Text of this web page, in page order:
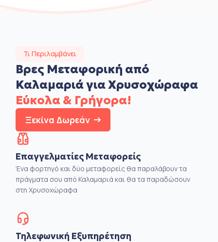
Τι Περιλαμβάνει
Βρες Μεταφορική από
Καλαμαριά για Χρυσοχώραφα
Εύκολα & Γρήγορα!
Ξεκίνα Δωρεάν
Επαγγελματίες Μεταφορείς
Ένα φορτηγό και δύο μεταφορείς θα παραλάβουν τα
πράγματα σου από Καλαμαριά και θα τα παραδώσουν
στη Χρυσοχώραφα
Τηλεφωνική Εξυπηρέτηση